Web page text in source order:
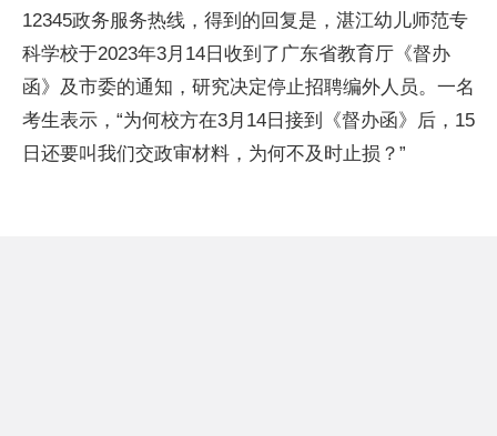
12345政务服务热线，得到的回复是，湛江幼儿师范专
科学校于2023年3月14日收到了广东省教育厅《督办
函》及市委的通知，研究决定停止招聘编外人员。一名
考生表示，“为何校方在3月14日接到《督办函》后，15
日还要叫我们交政审材料，为何不及时止损？”